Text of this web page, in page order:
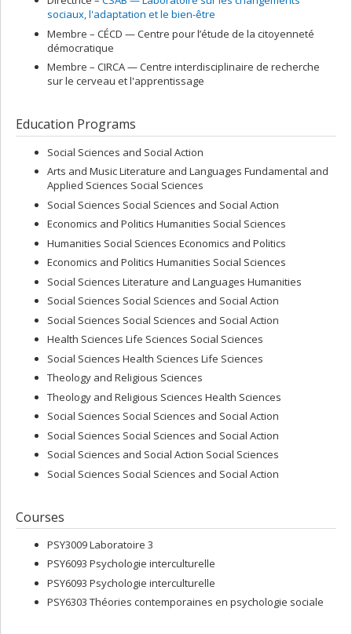
sociaux, l'adaptation et le bien-être
Membre – CÉCD — Centre pour l’étude de la citoyenneté
démocratique
Membre – CIRCA — Centre interdisciplinaire de recherche
sur le cerveau et l'apprentissage
Education Programs
Social Sciences and Social Action
Arts and Music Literature and Languages Fundamental and
Applied Sciences Social Sciences
Social Sciences Social Sciences and Social Action
Economics and Politics Humanities Social Sciences
Humanities Social Sciences Economics and Politics
Economics and Politics Humanities Social Sciences
Social Sciences Literature and Languages Humanities
Social Sciences Social Sciences and Social Action
Social Sciences Social Sciences and Social Action
Health Sciences Life Sciences Social Sciences
Social Sciences Health Sciences Life Sciences
Theology and Religious Sciences
Theology and Religious Sciences Health Sciences
Social Sciences Social Sciences and Social Action
Social Sciences Social Sciences and Social Action
Social Sciences and Social Action Social Sciences
Social Sciences Social Sciences and Social Action
Courses
PSY3009 Laboratoire 3
PSY6093 Psychologie interculturelle
PSY6093 Psychologie interculturelle
PSY6303 Théories contemporaines en psychologie sociale